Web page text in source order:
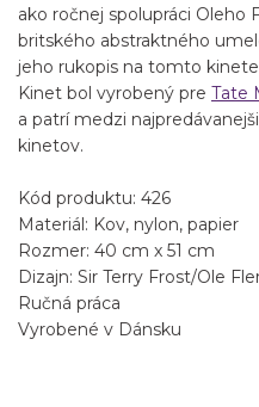
ako ročnej spolupráci Oleho
britského abstraktného
jeho rukopis na tomto
Kinet bol vyrobený pre Tate
a patrí medzi
kinetov.
Kód produktu: 426
Materiál: Kov, nylon, papier
Rozmer: 40 cm x 51 cm
Dizajn: Sir Terry Frost/Ole
Ručná práca
Vyrobené v Dánsku